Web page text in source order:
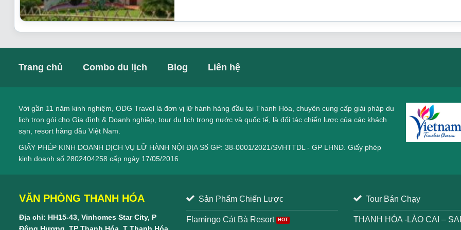
Trang chủ Combo du lịch Blog Liên hệ
Với gần 11 năm kinh nghiệm, ODG Travel là đơn vị lữ hành hàng đầu tại Thanh Hóa, chuyên cung cấp giải pháp du
lịch trọn gói cho Gia đình & Doanh nghiệp, tour du lịch trong nướcvà quốc tế, là đối tác chiến lược của các khách
sạn, resort hàng đầu Việt Nam.
GIẤY PHÉP KINH DOANH DỊCH VỤ LỮ HÀNH NỘI ĐỊA Số GP: 38-0001/2021/SVHTTDL - GP LHNĐ. Giấy phép
kinh doanh số 2802404258 cấp ngày 17/05/2016
VĂN PHÒNG THANH HÓA
Địa chỉ: HH15-43, Vinhomes Star City, P
Sản Phẩm Chiến Lược
Flamingo Cát Bà Resort
Tour Bán Chạy
THANH HÓA -LÀO CAI –